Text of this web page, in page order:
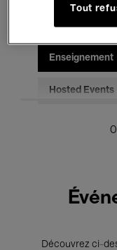
Pour tous
Enseignement
Hosted Events
Découvrez ci-
Tout